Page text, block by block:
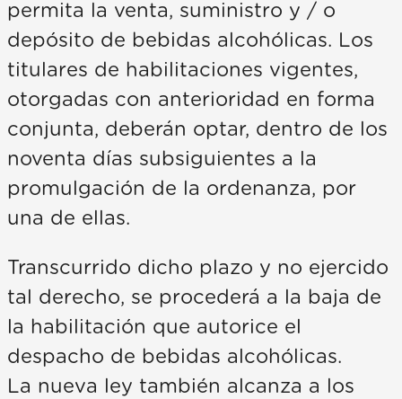
permita la venta, suministro y / o
depósito de bebidas alcohólicas. Los
titulares de habilitaciones vigentes,
otorgadas con anterioridad en forma
conjunta, deberán optar, dentro de los
noventa días subsiguientes a la
promulgación de la ordenanza, por
una de ellas.
Transcurrido dicho plazo y no ejercido
tal derecho, se procederá a la baja de
la habilitación que autorice el
despacho de bebidas alcohólicas.
La nueva ley también alcanza a los